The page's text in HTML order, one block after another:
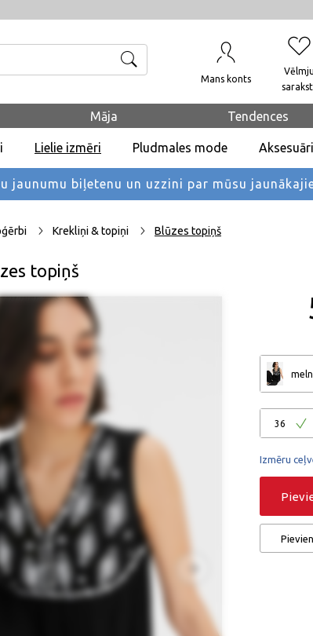
Meklēt
Mans konts
Vēlmju
Lielie izmēri Pludmales mode Aksesuāri
Māja Tendences
jaunumu biļetenu un uzzini par mūsu
Krekliņi & topiņi Blūzes topiņš
topiņš
36
Izmēru